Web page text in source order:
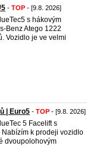
- TOP - [9.8. 2026]
s hákovým
Benz Atego 1222
Vozidlo je ve velmi
| Euro5 - TOP - [9.8. 2026]
5 Facelift s
k prodeji vozidlo
dvoupolohovým